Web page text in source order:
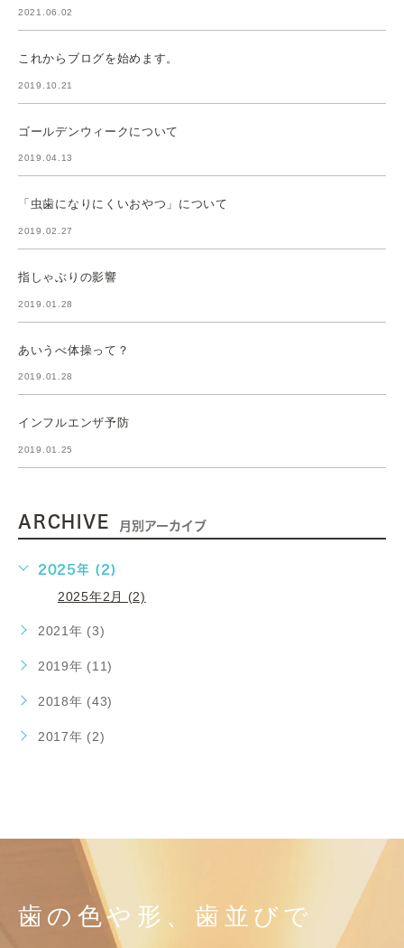
2021.06.02
これからブログを始めます。
2019.10.21
ゴールデンウィークについて
2019.04.13
「虫歯になりにくいおやつ」について
2019.02.27
指しゃぶりの影響
2019.01.28
あいうべ体操って？
2019.01.28
インフルエンザ予防
2019.01.25
ARCHIVE 月別アーカイブ
2025年 (2)
2025年2月 (2)
2021年 (3)
2019年 (11)
2018年 (43)
2017年 (2)
歯の色や形、歯並びで